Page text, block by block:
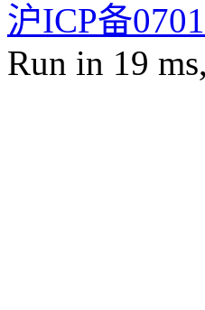
沪ICP备
Run in 19